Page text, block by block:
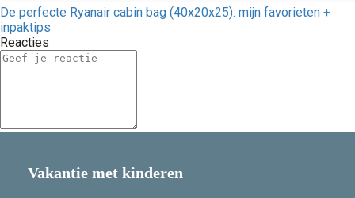
De perfecte Ryanair cabin bag (40x20x25): mijn favorieten +
inpaktips
Reacties
Vakantie met kinderen